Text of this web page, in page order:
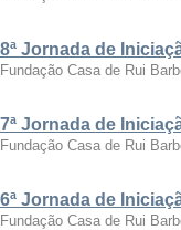
8ª Jornada de
Fundação Casa de Rui
7ª Jornada de
Fundação Casa de Rui
6ª Jornada de
Fundação Casa de Rui